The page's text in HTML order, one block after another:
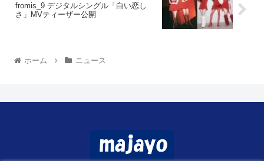
fromis_9 デジタルシングル「白い恋し
さ」MVティーザー公開
ホーム ニュース